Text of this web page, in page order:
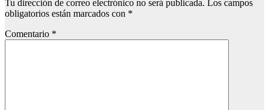
Tu dirección de correo electrónico no será publicada. Los campos
obligatorios están marcados con *
Comentario *